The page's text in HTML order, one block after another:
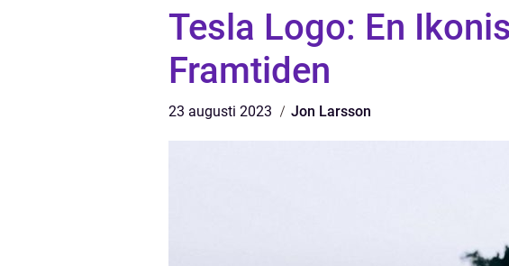
Tesla Logo: En
Framtiden
23 augusti 2023 Jon Larsson